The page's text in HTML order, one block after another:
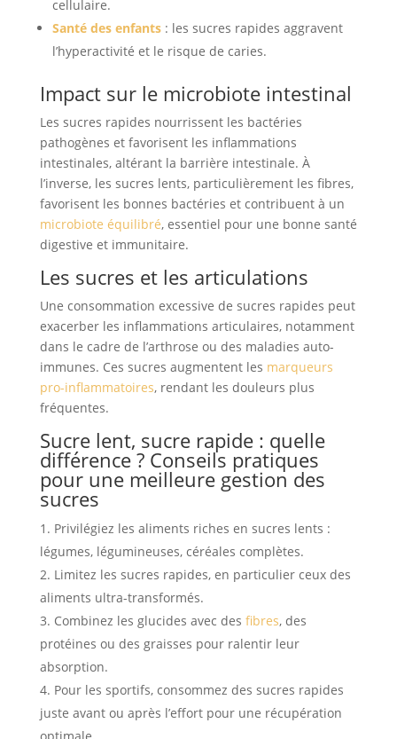
cellulaire.
Santé des enfants : les sucres rapides aggravent
l’hyperactivité et le risque de caries.
Impact sur le microbiote intestinal
Les sucres rapides nourrissent les bactéries
pathogènes et favorisent les inflammations
intestinales, altérant la barrière intestinale. À
l’inverse, les sucres lents, particulièrement les fibres,
favorisent les bonnes bactéries et contribuent à un
microbiote équilibré, essentiel pour une bonne santé
digestive et immunitaire.
Les sucres et les articulations
Une consommation excessive de sucres rapides peut
exacerber les inflammations articulaires, notamment
dans le cadre de l’arthrose ou des maladies auto-
immunes. Ces sucres augmentent les marqueurs
pro-inflammatoires, rendant les douleurs plus
fréquentes.
Sucre lent, sucre rapide : quelle
différence ? Conseils pratiques
pour une meilleure gestion des
sucres
Privilégiez les aliments riches en sucres lents :
légumes, légumineuses, céréales complètes.
Limitez les sucres rapides, en particulier ceux des
aliments ultra-transformés.
Combinez les glucides avec des fibres, des
protéines ou des graisses pour ralentir leur
absorption.
Pour les sportifs, consommez des sucres rapides
juste avant ou après l’effort pour une récupération
optimale.